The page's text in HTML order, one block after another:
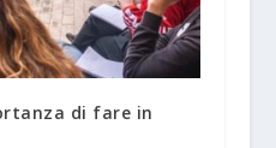
di fare in